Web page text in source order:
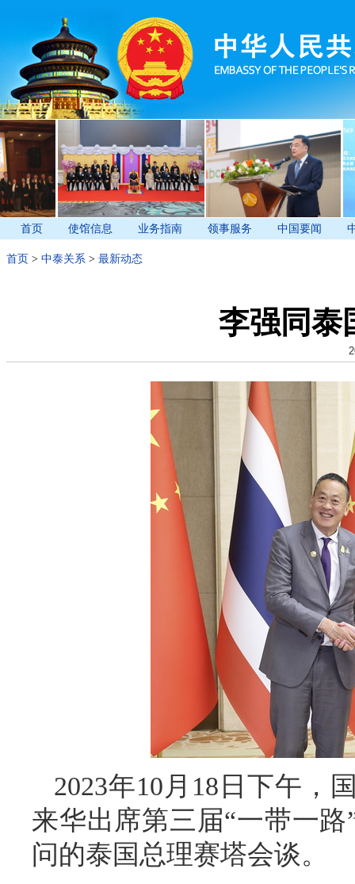
首页 使馆信息 业务指南 领事服务 中国要闻
首页 > 中泰关系 > 最新动态
李强同泰
2023年10月18日下午，
来华出席第三届“一带一
问的泰国总理赛塔会谈。